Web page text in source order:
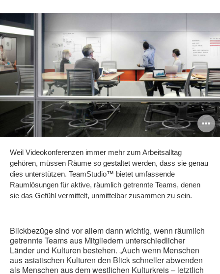
Weil Videokonferenzen immer mehr zum Arbeitsalltag
gehören, müssen Räume so gestaltet werden, dass sie genau
dies unterstützen. TeamStudio™ bietet umfassende
Raumlösungen für aktive, räumlich getrennte Teams, denen
sie das Gefühl vermittelt, unmittelbar zusammen zu sein.
Blickbezüge sind vor allem dann wichtig, wenn räumlich
getrennte Teams aus Mitgliedern unterschiedlicher
Länder und Kulturen bestehen. „Auch wenn Menschen
aus asiatischen Kulturen den Blick schneller abwenden
als Menschen aus dem westlichen Kulturkreis – letztlich